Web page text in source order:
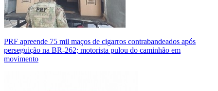
PRF apreende 75 mil maços de cigarros contrabandeados após
perseguição na BR-262; motorista pulou do caminhão em
movimento